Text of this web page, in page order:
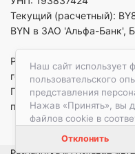
Наш сайт использует
пользовательского
представления
Нажав «Принять», вы
файлов cookie в
Отклонить
Текущий (расчетный):
BYN в ЗАО 'Альфа-Банк',
Регистрация в торговом
горисполком
По вопросам защиты
приемная:+375173783412